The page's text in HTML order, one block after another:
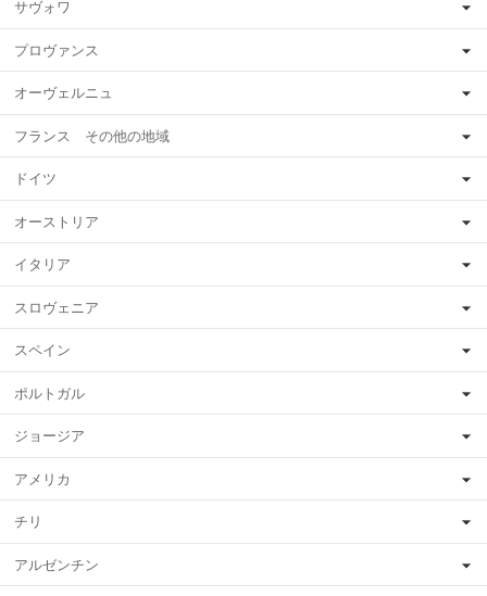
サヴォワ
プロヴァンス
オーヴェルニュ
フランス その他の地域
ドイツ
オーストリア
イタリア
スロヴェニア
スペイン
ポルトガル
ジョージア
アメリカ
チリ
アルゼンチン